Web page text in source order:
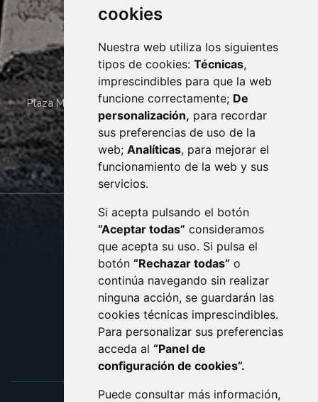
cookies
Nuestra web utiliza los siguientes
tipos de cookies: Técnicas,
imprescindibles para que la web
funcione correctamente; De
personalización, para recordar
sus preferencias de uso de la
web; Analíticas, para mejorar el
funcionamiento de la web y sus
servicios.
Si acepta pulsando el botón
“Aceptar todas” consideramos
que acepta su uso. Si pulsa el
botón “Rechazar todas” o
continúa navegando sin realizar
ninguna acción, se guardarán las
cookies técnicas imprescindibles.
Para personalizar sus preferencias
acceda al “Panel de
configuración de cookies”.
Puede consultar más información,
Plaza Mayor 4 22400 MONZÓN - ARAGÓN (ESPAÑA)
· (34) 974 400 700 ·
sac@monzon.es
monzon.es
CONTACTO
AVISO LEGAL
PROTECCIÓN DE DATOS
POLÍTICA DE COOKIES
ACCESIBILIDAD
ENLACE EXTERNO AL